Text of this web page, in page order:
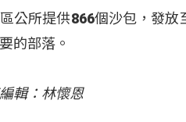
公所提供866個沙包，發
的部落。
輯：林懷恩